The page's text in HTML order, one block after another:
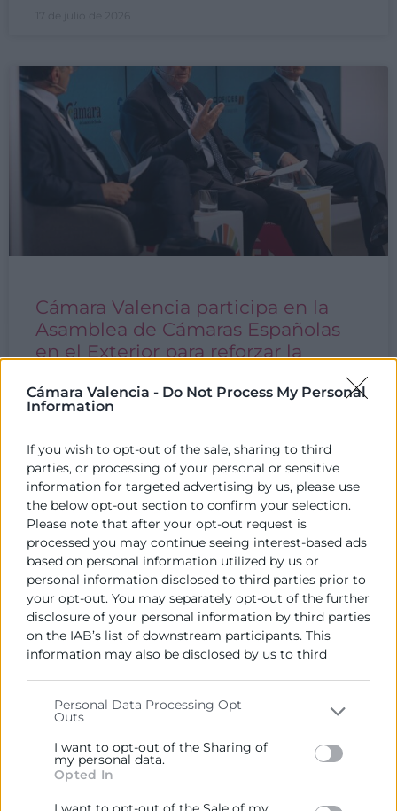
Cámara Valencia - Do Not Process My Personal
Information
If you wish to opt-out of the sale, sharing to third
parties, or processing of your personal or sensitive
information for targeted advertising by us, please use
the below opt-out section to confirm your selection.
Please note that after your opt-out request is
processed you may continue seeing interest-based ads
based on personal information utilized by us or
personal information disclosed to third parties prior to
your opt-out. You may separately opt-out of the further
disclosure of your personal information by third parties
on the IAB’s list of downstream participants. This
information may also be disclosed by us to third
Please note that this website/app uses one or more
Google services and may gather and store information
including but not limited to your visit or usage
behaviour. You may click to grant or deny consent to
Personal Data Processing Opt
Outs
I want to opt-out of the Sharing of
my personal data.
Opted In
Cámara Valencia participa en la
Asamblea de Cámaras Españolas
en el Exterior para reforzar la
Madrid, 9 de julio de 2026.– El vicepresidente de
José Vicente Morata, ha participado esta semana en
la
9 de julio de 2026